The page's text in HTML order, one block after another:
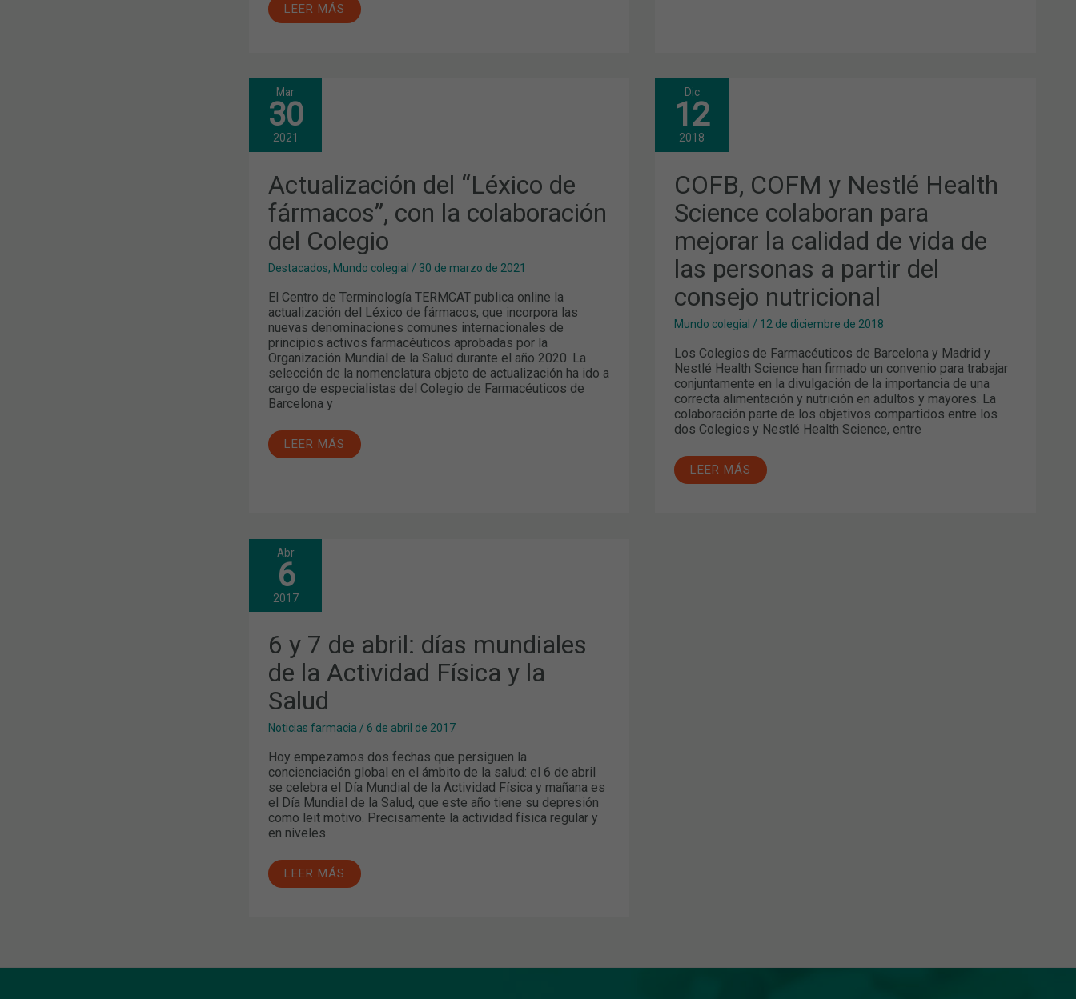
LEER MÁS
Mar
30
2021
Actualización del “Léxico de
fármacos”, con la colaboración
del Colegio
Destacados, Mundo colegial / 30 de marzo de 2021
El Centro de Terminología TERMCAT publica online la
actualización del Léxico de fármacos, que incorpora las
nuevas denominaciones comunes internacionales de
principios activos farmacéuticos aprobadas por la
Organización Mundial de la Salud durante el año 2020. La
selección de la nomenclatura objeto de actualización ha ido a
cargo de especialistas del Colegio de Farmacéuticos de
Barcelona y
ACTUALIZACIÓN
DEL
“LÉXICO
DE
FÁRMACOS”,
COLABORACIÓN
DEL
COLEGIO
LEER MÁS
Dic
12
2018
COFB, COFM y Nestlé Health
Science colaboran para
mejorar la calidad de vida de
las personas a partir del
consejo nutricional
Mundo colegial / 12 de diciembre de 2018
Los Colegios de Farmacéuticos de Barcelona y Madrid y
Nestlé Health Science han firmado un convenio para trabajar
conjuntamente en la divulgación de la importancia de una
correcta alimentación y nutrición en adultos y mayores. La
colaboración parte de los objetivos compartidos entre los
dos Colegios y Nestlé Health Science, entre
COFB,
COFM
Y
NESTLÉ
HEALTH
COLABORAN
PARA
MEJORAR
LA
CALIDAD
DE
VIDA
LAS
PERSONAS
A
PARTIR
DEL
CONSEJO
LEER MÁS
Abr
6
2017
6 y 7 de abril: días mundiales
de la Actividad Física y la
Salud
Noticias farmacia / 6 de abril de 2017
Hoy empezamos dos fechas que persiguen la
concienciación global en el ámbito de la salud: el 6 de abril
se celebra el Día Mundial de la Actividad Física y mañana es
el Día Mundial de la Salud, que este año tiene su depresión
como leit motivo. Precisamente la actividad física regular y
en niveles
6
Y
7
DE
ABRIL:
MUNDIALES
DE
LA
ACTIVIDAD
FÍSICA
Y
LA
LEER MÁS